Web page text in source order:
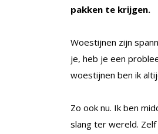
pakken te krijgen.
Woestijnen zijn
je, heb je een
woestijnen ben ik
Zo ook nu. Ik ben
slang ter wereld.